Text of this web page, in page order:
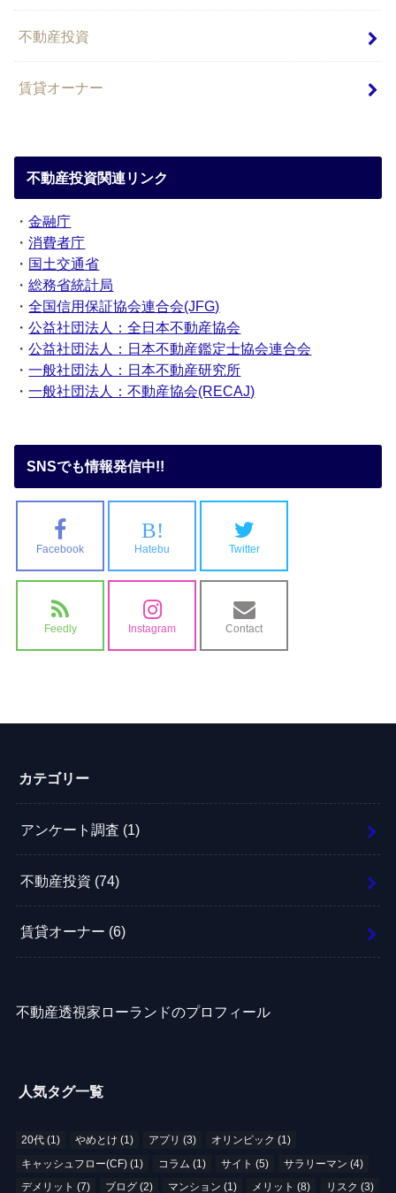
不動産投資
賃貸オーナー
不動産投資関連リンク
・金融庁
・消費者庁
・ 国土交通省
・総務省統計局
・全国信用保証協会連合会(JFG)
・公益社団法人：全日本不動産協会
・公益社団法人：日本不動産鑑定士協会連合会
・一般社団法人：日本不動産研究所
・一般社団法人：不動産協会(RECAJ)
SNSでも情報発信中!!
Facebook
B!
Hatebu Twitter
Feedly Instagram Contact
カテゴリー
アンケート調査 (1)
不動産投資 (74)
賃貸オーナー (6)
不動産透視家ローランドのプロフィール
人気タグ一覧
20代(1) やめとけ (1) アプリ (3) オリンピック (1)
キャッシュフロー(CF)(1) コラム (1) サイト (5) サラリーマン (4)
デメリット (7) ブログ (2) マンション (1) メリット (8) リスク (3)